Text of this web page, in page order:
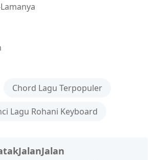
Chord Lagu Terpopuler
Lagu Rohani Keyboard